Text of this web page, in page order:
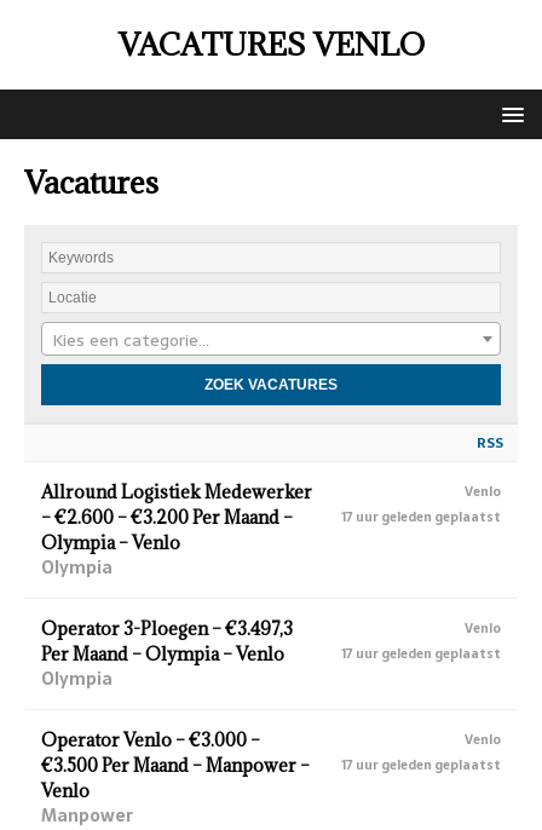
VACATURES VENLO
Vacatures
Kies een categorie…
RSS
Allround Logistiek Medewerker
– €2.600 – €3.200 Per Maand –
Olympia – Venlo
Olympia
Venlo
17 uur geleden geplaatst
Operator 3-Ploegen – €3.497,3
Per Maand – Olympia – Venlo
Olympia
Venlo
17 uur geleden geplaatst
Operator Venlo – €3.000 –
€3.500 Per Maand – Manpower –
Venlo
Manpower
Venlo
17 uur geleden geplaatst